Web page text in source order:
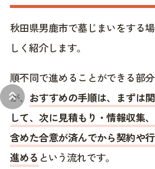
keyboard_double_arrow_up
秋田県男鹿市で墓じまいをする
しく紹介します。
順不同で進めることができる部
が、 おすすめの手順は、まずは
して、次に見積もり・情報収集
含めた合意が済んでから契約や
進める という流れです。